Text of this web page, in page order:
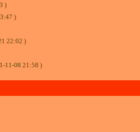
)
)
22:02 )
11-08 21:58 )